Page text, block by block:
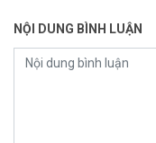
NỘI DUNG BÌNH LUẬN